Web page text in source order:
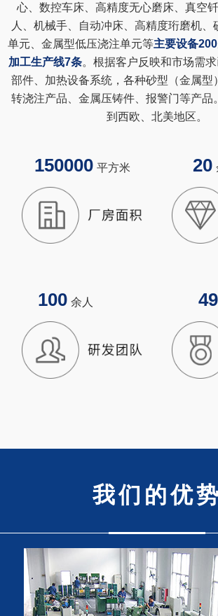
心、数控车床、高精度无心磨床、真空
人、机械手、自动冲床、高精度珩磨机、
单元、金属型低压浇注单元等主要设备
加工生产线7条。根据客户反映和市场需
部件、加热设备系统，各种砂型（金属型
转浇注产品、金属压铸件、报警门等产品
到西欧、北美地区。
150000 平方米 20
100 余人 49
我们的优势